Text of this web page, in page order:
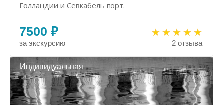
Голландии и Севкабель порт.
7500 ₽
за экскурсию 2 отзыва
Индивидуальная